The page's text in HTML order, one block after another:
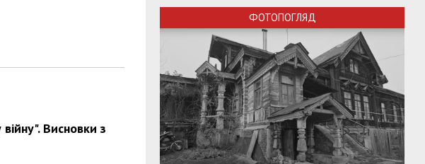
Висновки з
ФОТОПОГЛЯД